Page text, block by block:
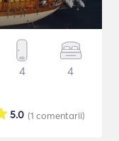
4 4
(1 comentarii)
5.0